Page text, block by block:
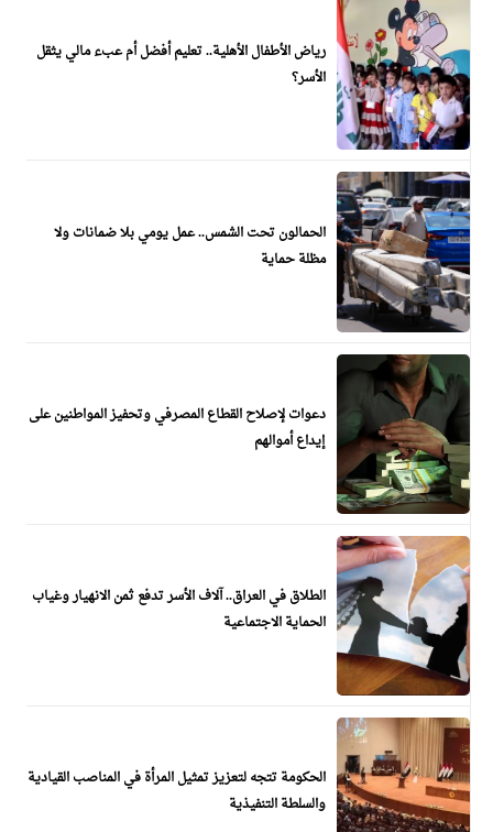
رياض الأطفال الأهلية.. تعليم أفضل أم عبء مالي يثقل
الأسر؟
الحمالون تحت الشمس.. عمل يومي بلا ضمانات ولا
مظلة حماية
دعوات لإصلاح القطاع المصرفي وتحفيز المواطنين على
إيداع أموالهم
الطلاق في العراق.. آلاف الأسر تدفع ثمن الانهيار وغياب
الحماية الاجتماعية
الحكومة تتجه لتعزيز تمثيل المرأة في المناصب القيادية
والسلطة التنفيذية